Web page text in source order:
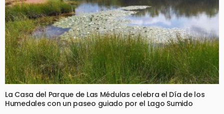
La Casa del Parque de Las Médulas celebra el Día de los
Humedales con un paseo guiado por el Lago Sumido